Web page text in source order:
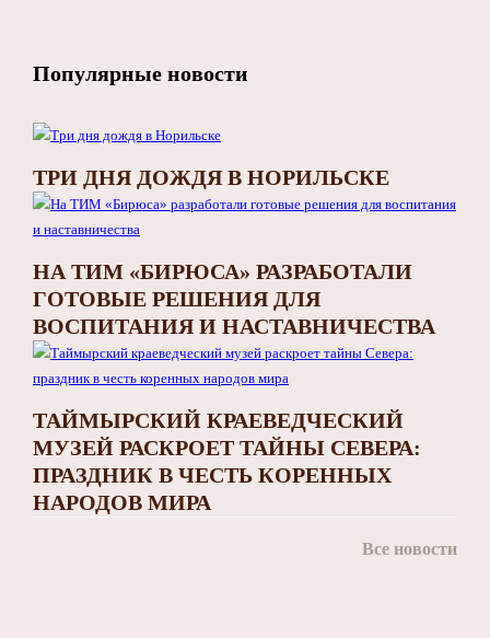
Популярные новости
ТРИ ДНЯ ДОЖДЯ В НОРИЛЬСКЕ
НА ТИМ «БИРЮСА» РАЗРАБОТАЛИ
ГОТОВЫЕ РЕШЕНИЯ ДЛЯ
ВОСПИТАНИЯ И НАСТАВНИЧЕСТВА
ТАЙМЫРСКИЙ КРАЕВЕДЧЕСКИЙ
МУЗЕЙ РАСКРОЕТ ТАЙНЫ СЕВЕРА:
ПРАЗДНИК В ЧЕСТЬ КОРЕННЫХ
НАРОДОВ МИРА
Все новости